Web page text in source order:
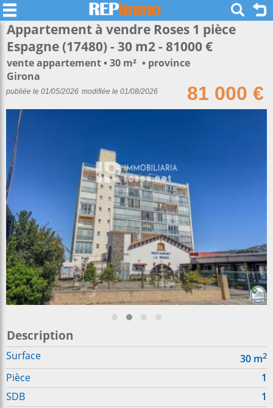
Appartement à vendre Roses 1 pièce
Espagne (17480) - 30 m2 - 81000 €
vente appartement 30 m²
province
Girona
81 000 €
publiée le 01/05/2026 modifiée le 01/08/2026
Description
Surface 30 m2
Pièce
1
SDB
1